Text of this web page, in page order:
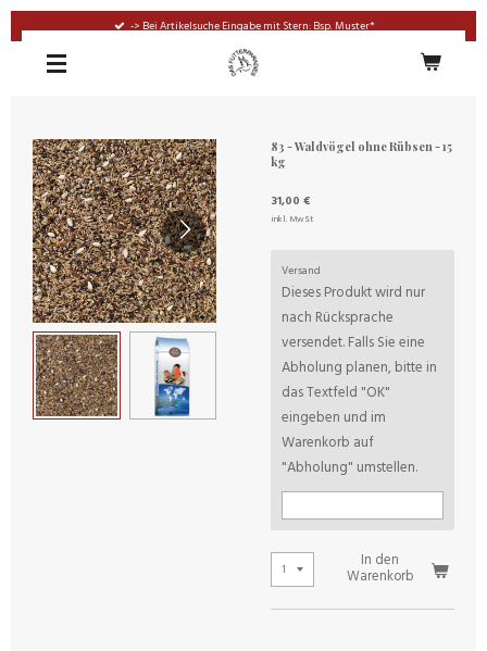
springen
-> Bei Artikelsuche Eingabe mit Stern: Bsp. Muster*
83 - Waldvögel ohne Rübsen - 15
kg
31,00 €
inkl. MwSt
Versand
Dieses Produkt wird nur
nach Rücksprache
versendet. Falls Sie eine
Abholung planen, bitte in
das Textfeld "OK"
eingeben und im
Warenkorb auf
"Abholung" umstellen.
In den
Warenkorb